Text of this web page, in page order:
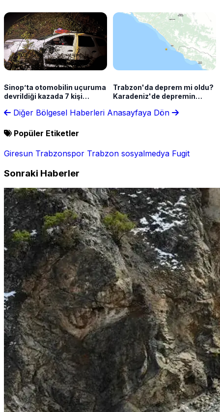
Sinop’ta otomobilin uçuruma
devrildiği kazada 7 kişi
Trabzon'da deprem mi oldu?
Karadeniz'de depremin
Diğer Bölgesel Haberleri Anasayfaya Dön
Popüler Etiketler
Giresun Trabzonspor Trabzon sosyalmedya Fugit
Sonraki Haberler